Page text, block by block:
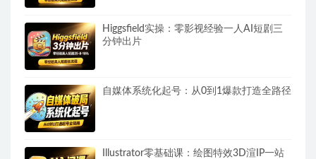
Higgsfield实操：零影视经验一人AI短剧三
分钟出片
自媒体系统化起号：从0到1爆款打造全路径
Illustrator零基础课：绘图特效3D渲IP一站